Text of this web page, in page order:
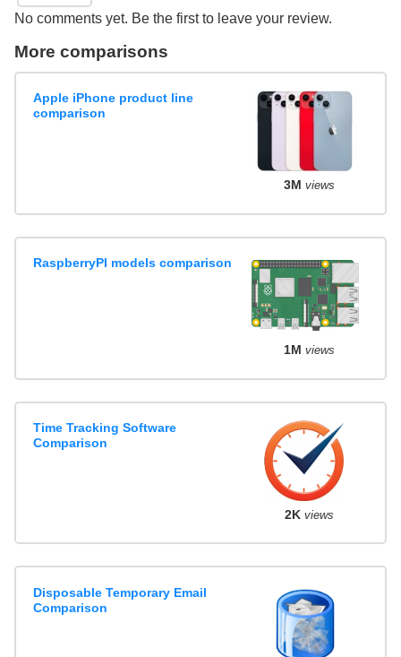
No comments yet. Be the first to leave your review.
More comparisons
Apple iPhone product line
comparison
3M views
RaspberryPI models comparison
1M views
Time Tracking Software
Comparison
2K views
Disposable Temporary Email
Comparison